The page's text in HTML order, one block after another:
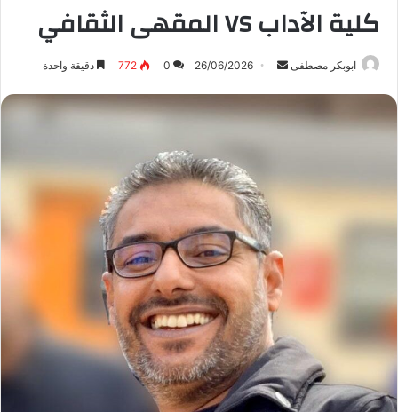
كلية الآداب VS المقهى الثقافي
ابوبكر مصطفى
إ
ل
ك
ر
و
ن
ي
26/06/2026
0
772 دقيقة واحدة